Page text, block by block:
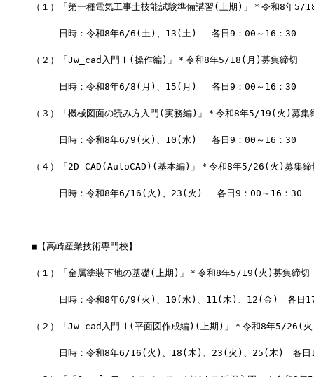
（１）「第一種電気工事士技能試験準備講習(上期)」＊令和8年5/
日時：令和8年6/6(土)、13(土) 　各日9：00～16：30
（２）「Jw_cad入門Ⅰ(操作編)」＊令和8年5/18(月)募集締切
日時：令和8年6/8(月)、15(月) 　各日9：00～16：30
（３）「機械図面の読み方入門(実務編)」＊令和8年5/19(火)募集
日時：令和8年6/9(火)、10(水) 　各日9：00～16：30
（４）「2D-CAD(AutoCAD)(基本編)」＊令和8年5/26(火)募集締
日時：令和8年6/16(火)、23(火) 　各日9：00～16：30
■【高崎産業技術専門校】
（１）「金属塗装下地の基礎(上期)」＊令和8年5/19(火)募集締切
日時：令和8年6/9(火)、10(水)、11(木)、12(金)　各日17
（２）「Jw_cad入門Ⅱ(平面図作成編)(上期)」＊令和8年5/26(
日時：令和8年6/16(火)、18(木)、23(火)、25(木)　各日